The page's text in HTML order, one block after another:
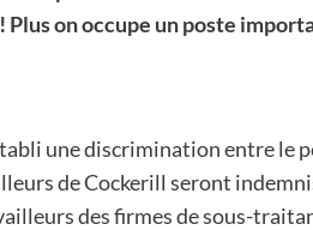
Plus on occupe un poste
une discrimination entre le
de Cockerill seront
des firmes de sous-